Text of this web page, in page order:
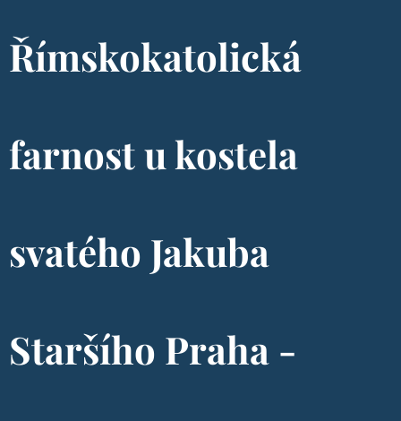
Římskokatolická
farnost u kostela
svatého Jakuba
Staršího Praha -